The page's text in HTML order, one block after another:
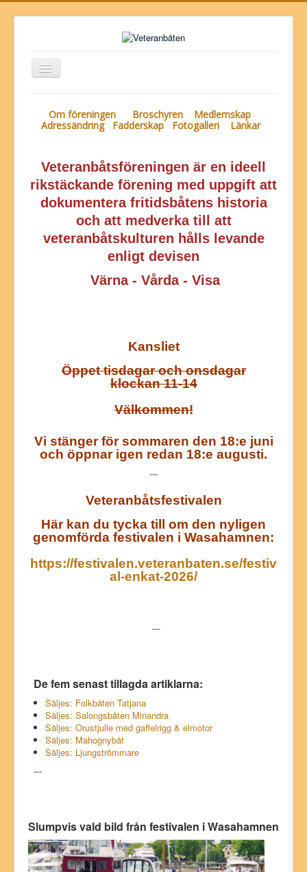
Toggle
Navigation
Veteranbåts-arkivet
-festivalen
Tidningen
Marknaden
Butiken
Om föreningen Broschyren
Medlemskap
Adressändring
Fadderskap Fotogalleri Länkar
Veteranbåtsföreningen är en ideell
rikstäckande förening med uppgift att
dokumentera fritidsbåtens historia
och att medverka till att
veteranbåtskulturen hålls levande
enligt devisen
Värna - Vårda - Visa
Kansliet
Öppet tisdagar och onsdagar
klockan 11-14
Välkommen!
Vi stänger för sommaren den 18:e juni
och öppnar igen redan 18:e augusti.
---
Veteranbåtsfestivalen
Här kan du tycka till om den nyligen
genomförda festivalen i Wasahamnen:
https://festivalen.veteranbaten.se/festiv
al-enkat-2026/
---
De fem senast tillagda artiklarna:
Säljes: Folkbåten Tatjana
Säljes: Salongsbåten Minandra
Säljes: Orustjulle med gaffelrigg & elmotor
Säljes: Mahognybåt
Säljes: Ljungströmmare
---
Slumpvis vald bild från festivalen i Wasahamnen